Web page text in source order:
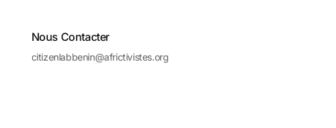
Nous Contacter
citizenlabbenin@africtivistes.org